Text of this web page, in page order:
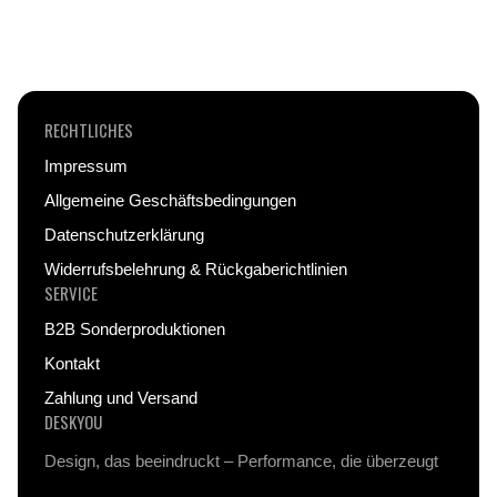
RECHTLICHES
Impressum
Allgemeine Geschäftsbedingungen
Datenschutzerklärung
Widerrufsbelehrung & Rückgaberichtlinien
SERVICE
B2B Sonderproduktionen
Kontakt
Zahlung und Versand
DESKYOU
Design, das beeindruckt – Performance, die überzeugt